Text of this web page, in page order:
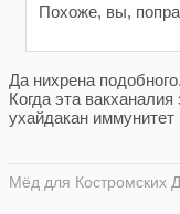
Похоже, вы,
Да нихрена
Когда эта
ухайдакан иммунитет
Мёд для